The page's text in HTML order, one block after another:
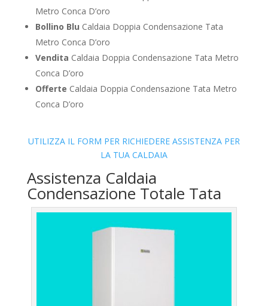
Metro Conca D’oro
Bollino Blu Caldaia Doppia Condensazione Tata
Metro Conca D’oro
Vendita Caldaia Doppia Condensazione Tata Metro
Conca D’oro
Offerte Caldaia Doppia Condensazione Tata Metro
Conca D’oro
UTILIZZA IL FORM PER RICHIEDERE ASSISTENZA PER
LA TUA CALDAIA
Assistenza Caldaia
Condensazione Totale Tata